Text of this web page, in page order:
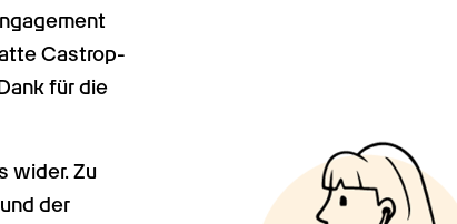
Castrop-
für die
wider. Zu
der